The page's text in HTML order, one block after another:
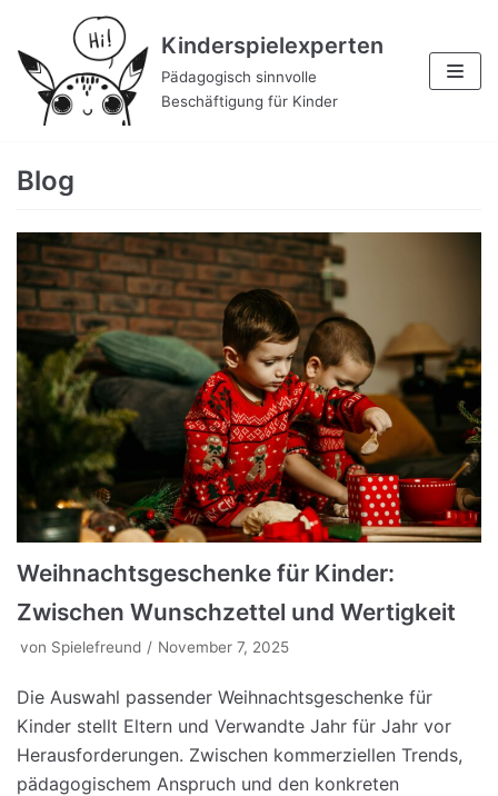
Inhalt
Kinderspielexperten
Pädagogisch sinnvolle
Beschäftigung für Kinder
Blog
Weihnachtsgeschenke für Kinder:
Zwischen Wunschzettel und Wertigkeit
von Spielefreund November 7, 2025
Die Auswahl passender Weihnachtsgeschenke für
Kinder stellt Eltern und Verwandte Jahr für Jahr vor
Herausforderungen. Zwischen kommerziellen Trends,
pädagogischem Anspruch und den konkreten